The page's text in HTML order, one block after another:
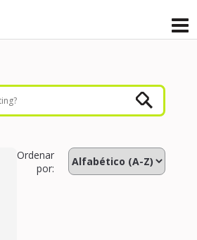
Ordenar
por: